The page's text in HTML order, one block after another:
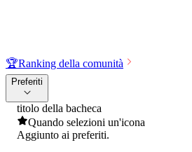
🏆Ranking della comunità
Preferiti
titolo della bacheca
Quando selezioni un'icona
Aggiunto ai preferiti.